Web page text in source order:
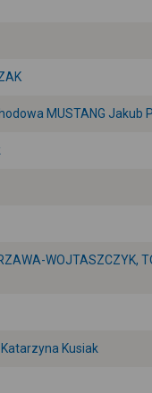
MUSTANG Jakub
WOJTASZCZYK,
Kusiak